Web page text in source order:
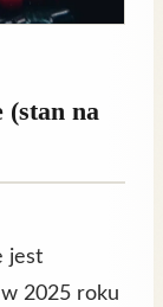
na
jest
w 2025 roku